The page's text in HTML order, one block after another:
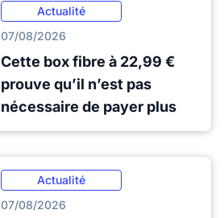
Actualité
07/08/2026
Cette box fibre à 22,99 €
prouve qu’il n’est pas
nécessaire de payer plus
Actualité
07/08/2026